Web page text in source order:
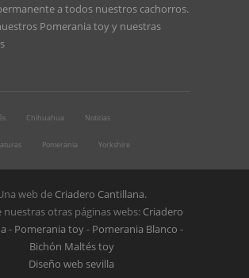
a todos nuestros cachorros.
Pomerania toyy nuestras
Chihuahua Noticias
Pomerania Yorkshire
web de Criadero Cantillana.
nuestras otras páginas webs: Criadero
- Pomerania toy- Pomerania Blanco -
Bichón Maltés toy
Diseño web sevilla